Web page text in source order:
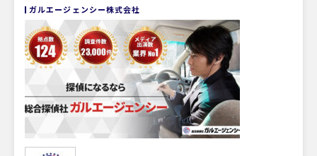
ガルエージェンシー株式会社